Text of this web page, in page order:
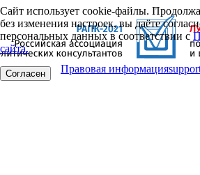
Сайт использует cookie-файлы.
без изменения настроек, вы даёте
персональных данных в соответствии с
сайта.
Согласен Правовая информация